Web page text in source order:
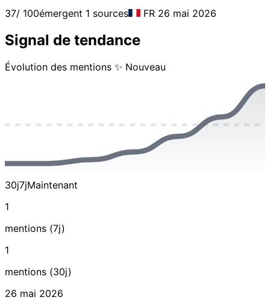
37/ 100émergent 1 sources FR 26 mai 2026
Signal de tendance
Évolution des mentions ✨ Nouveau
30j7jMaintenant
1
mentions (7j)
1
mentions (30j)
26 mai 2026